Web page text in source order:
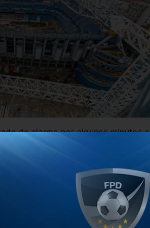
de alarma por algunos minutos a
parte de las obras del Santiago
por los bomberos españoles.
pero las columnas de humo
de la Casa Blanca y las